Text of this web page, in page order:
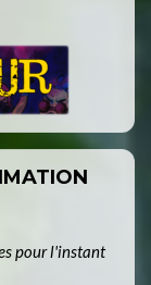
pour l'instant